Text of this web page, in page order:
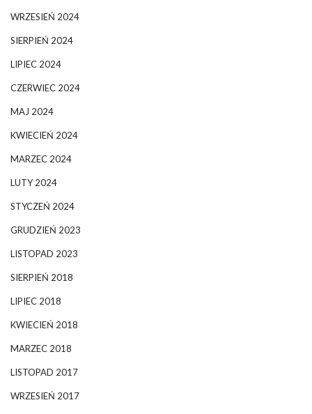
WRZESIEŃ 2024
SIERPIEŃ 2024
LIPIEC 2024
CZERWIEC 2024
MAJ 2024
KWIECIEŃ 2024
MARZEC 2024
LUTY 2024
STYCZEŃ 2024
GRUDZIEŃ 2023
LISTOPAD 2023
SIERPIEŃ 2018
LIPIEC 2018
KWIECIEŃ 2018
MARZEC 2018
LISTOPAD 2017
WRZESIEŃ 2017